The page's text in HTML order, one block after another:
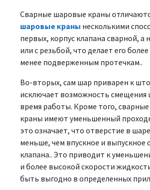
Сварные шаровые краны
шаровые краны несколькими
первых, корпус клапана сварной, а
или с резьбой, что делает его
менее подверженным протечкам..
Во-вторых, сам шар приварен к
исключает возможность смещения
время работы. Кроме того,
краны имеют уменьшенный
это означает, что отверстие в
меньше, чем впускное и выпускное
клапана.. Это приводит к
и более высокой скорости
быть выгодно в определенных